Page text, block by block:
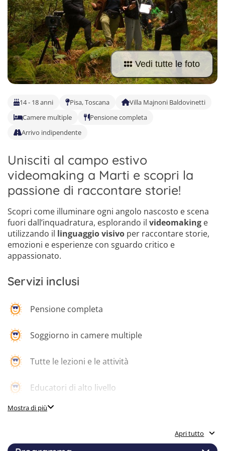
Europa
Soggiorni linguistici
Trova il campo perfetto per te
Rispondi a poche domande, ci pensiamo noi al resto.
Vedi tutte le foto
14 - 18 anni Pisa, Toscana
Villa Majnoni Baldovinetti
Camere multiple
Pensione completa
Arrivo indipendente
Unisciti al campo estivo
videomaking a Marti e scopri la
passione di raccontare storie!
Scopri come illuminare ogni angolo nascosto e scena
fuori dall’inquadratura, esplorando il videomaking e
utilizzando il linguaggio visivo per raccontare storie,
emozioni e esperienze con sguardo critico e
appassionato.
Servizi inclusi
Pensione completa
Soggiorno in camere multiple
Tutte le lezioni e le attività
Educatori di alto livello
Menu dedicati per intolleranze/allergie
Mostra di più
Apri tutto